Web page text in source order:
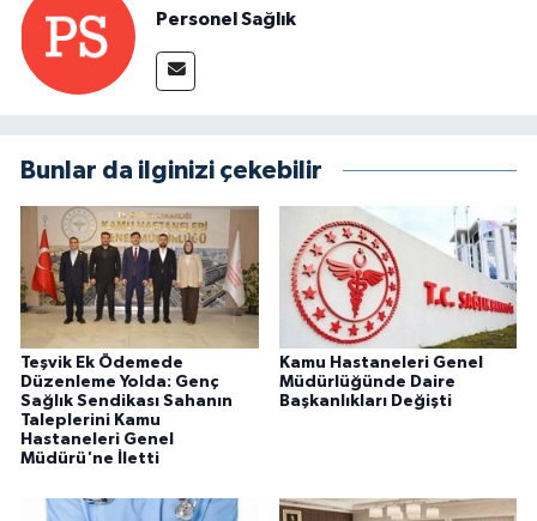
Personel Sağlık
Bunlar da ilginizi çekebilir
Teşvik Ek Ödemede
Düzenleme Yolda: Genç
Sağlık Sendikası Sahanın
Taleplerini Kamu
Hastaneleri Genel
Müdürü'ne İletti
Kamu Hastaneleri Genel
Müdürlüğünde Daire
Başkanlıkları Değişti